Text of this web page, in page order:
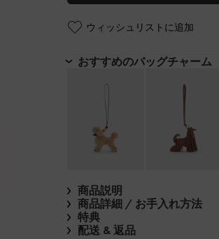
ウィッシュリストに追加
おすすめのバッグチャーム
商品説明
商品詳細 / お手入れ方法
特典
配送 & 返品